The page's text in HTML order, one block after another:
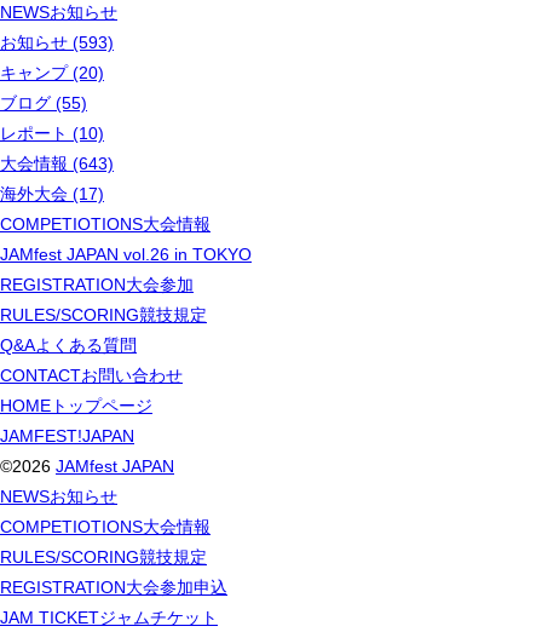
NEWSお知らせ
お知らせ (593)
キャンプ (20)
ブログ (55)
レポート (10)
大会情報 (643)
海外大会 (17)
COMPETIOTIONS大会情報
JAMfest JAPAN vol.26 in TOKYO
REGISTRATION大会参加
RULES/SCORING競技規定
Q&Aよくある質問
CONTACTお問い合わせ
HOME トップページ
JAMFEST!JAPAN
©2026 JAMfest JAPAN
NEWSお知らせ
COMPETIOTIONS大会情報
RULES/SCORING競技規定
REGISTRATION大会参加申込
JAM TICKETジャムチケット